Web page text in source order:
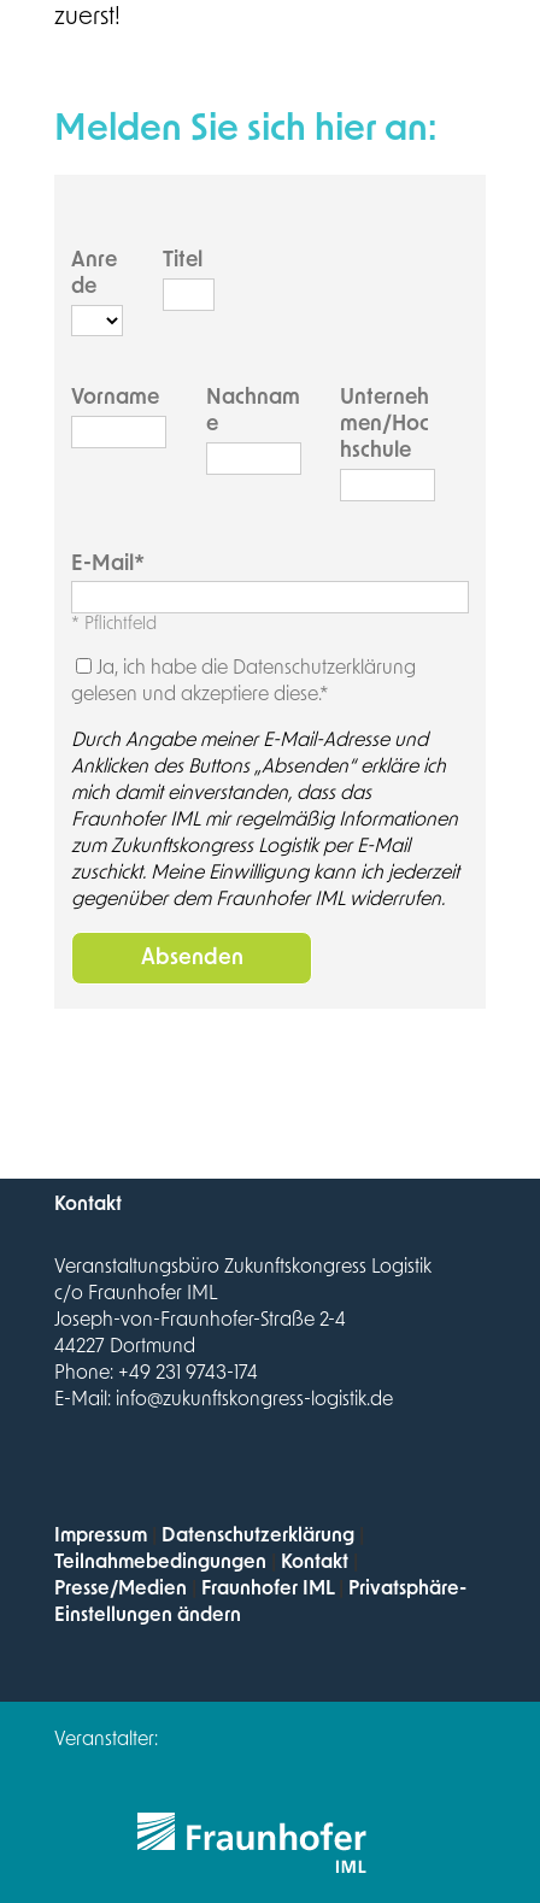
zuerst!
Melden Sie sich hier an:
Anre
de
Titel
Vorname
Nachnam
e
Unterneh
men/Hoc
hschule
E-Mail
* Pflichtfeld
Ja, ich habe die Datenschutzerklärung
gelesen und akzeptiere diese.*
Durch Angabe meiner E-Mail-Adresse und
Anklicken des Buttons „Absenden“ erkläre ich
mich damit einverstanden, dass das
Fraunhofer IML mir regelmäßig Informationen
zum Zukunftskongress Logistik per E-Mail
zuschickt. Meine Einwilligung kann ich jederzeit
gegenüber dem Fraunhofer IML widerrufen.
Absenden
Kontakt
Veranstaltungsbüro Zukunftskongress Logistik
c/o Fraunhofer IML
Joseph-von-Fraunhofer-Straße 2-4
44227 Dortmund
Phone: +49 231 9743-174
E-Mail: info@zukunftskongress-logistik.de
Impressum| Datenschutzerklärung|
Teilnahmebedingungen
Kontakt|
Presse/Medien
Fraunhofer IML|
Privatsphäre-
Einstellungen ändern
Veranstalter: